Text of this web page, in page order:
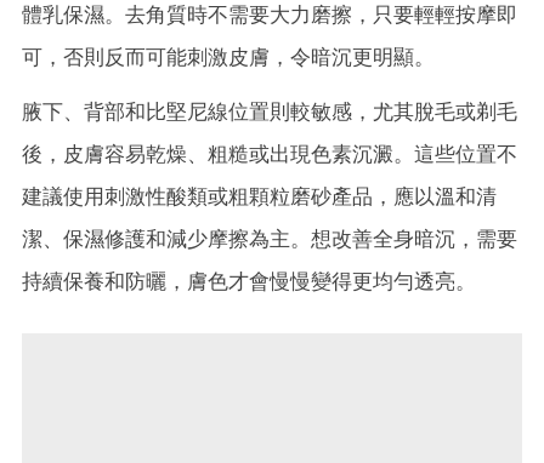
體乳保濕。去角質時不需要大力磨擦，只要輕輕按摩即
可，否則反而可能刺激皮膚，令暗沉更明顯。
腋下、背部和比堅尼線位置則較敏感，尤其脫毛或剃毛
後，皮膚容易乾燥、粗糙或出現色素沉澱。這些位置不
建議使用刺激性酸類或粗顆粒磨砂產品，應以溫和清
潔、保濕修護和減少摩擦為主。想改善全身暗沉，需要
持續保養和防曬，膚色才會慢慢變得更均勻透亮。